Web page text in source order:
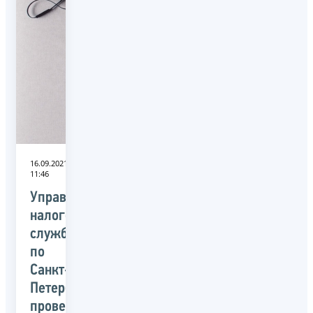
16.09.2021
11:46
Управление
налоговой
службы
по
Санкт-
Петербургу
проведет